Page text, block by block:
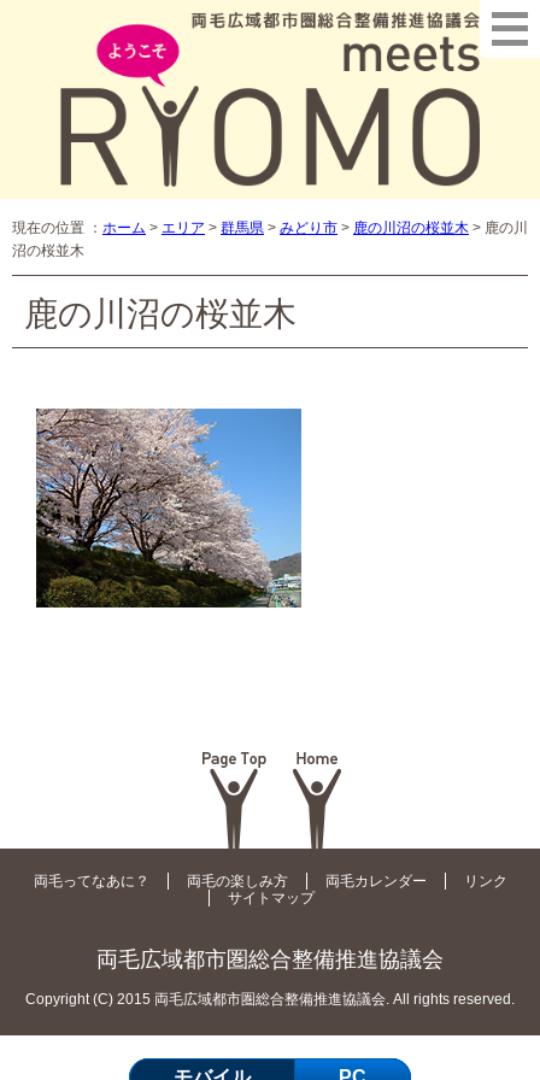
現在の位置 ： ホーム > エリア > 群馬県 > みどり市 > 鹿の川沼の桜並木 > 鹿の川
沼の桜並木
鹿の川沼の桜並木
両毛ってなあに？ 両毛の楽しみ方 両毛カレンダー
リンク
サイトマップ
両毛広域都市圏総合整備推進協議会
Copyright (C) 2015 両毛広域都市圏総合整備推進協議会. All rights reserved.